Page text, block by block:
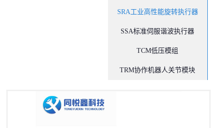
SRA工业高性能旋转执行器
SSA标准伺服谐波执行器
TCM低压模组
TRM协作机器人关节模块